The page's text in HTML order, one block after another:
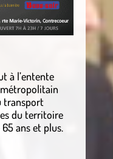
à l’entente
transport
du territoire
ans et plus.